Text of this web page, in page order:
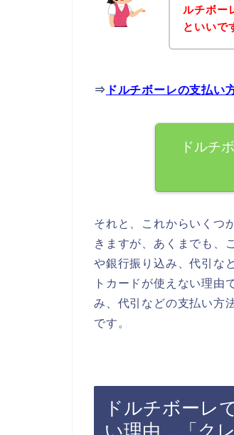
ルチボー
といいで
⇒ ドルチボーレの支払い
ドルチ
それと、これからいくつ
きますが、あくまでも、
や銀行振り込み、代引な
トカードが使えない理由
み、代引などの支払い方
です。
ドルチボーレ
い理由．「ク